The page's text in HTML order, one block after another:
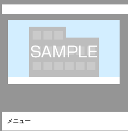
メニュー